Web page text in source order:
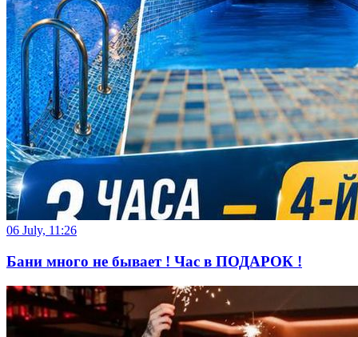
06 July, 11:26
Бани много не бывает ! Час в ПОДАРОК !